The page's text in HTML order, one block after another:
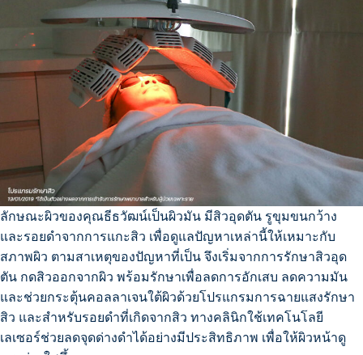
Search
ลักษณะผิวของคุณธีธวัฒน์เป็นผิวมัน มีสิวอุดตัน รูขุมขนกว้าง
และรอยดำจากการแกะสิว เพื่อดูแลปัญหาเหล่านี้ให้เหมาะกับ
สภาพผิว ตามสาเหตุของปัญหาที่เป็น จึงเริ่มจากการรักษาสิวอุด
ตัน กดสิวออกจากผิว พร้อมรักษาเพื่อลดการอักเสบ ลดความมัน
และช่วยกระตุ้นคอลลาเจนใต้ผิวด้วยโปรแกรมการฉายแสงรักษา
สิว และสำหรับรอยดำที่เกิดจากสิว ทางคลินิกใช้เทคโนโลยี
เลเซอร์ช่วยลดจุดด่างดำได้อย่างมีประสิทธิภาพ เพื่อให้ผิวหน้าดู